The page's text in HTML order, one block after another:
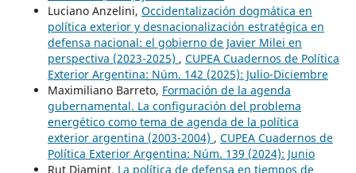
Luciano Anzelini, Occidentalización dogmática en
política exterior y desnacionalización estratégica en
defensa nacional: el gobierno de Javier Milei en
perspectiva (2023-2025) , CUPEA Cuadernos de Política
Exterior Argentina: Núm. 142 (2025): Julio-Diciembre
Maximiliano Barreto, Formación de la agenda
gubernamental. La configuración del problema
energético como tema de agenda de la política
exterior argentina (2003-2004) , CUPEA Cuadernos de
Política Exterior Argentina: Núm. 139 (2024): Junio
Rut Diamint, La política de defensa en tiempos de